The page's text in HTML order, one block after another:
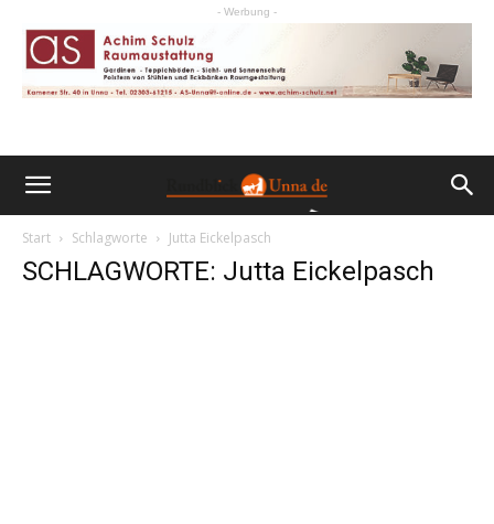
- Werbung -
Start Schlagworte Jutta Eickelpasch
SCHLAGWORTE: Jutta Eickelpasch